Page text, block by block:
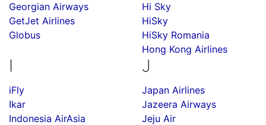
Georgian Airways
GetJet Airlines
Globus
Hi Sky
HiSky
HiSky Romania
Hong Kong Airlines
I
iFly
Ikar
Indonesia AirAsia
J
Japan Airlines
Jazeera Airways
Jeju Air